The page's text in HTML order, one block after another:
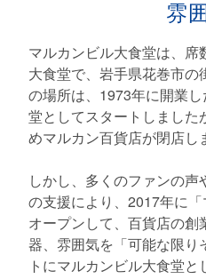
雰
マルカンビル大食堂は、
大食堂で、岩手県花巻市の
の場所は、1973年に開業
堂としてスタートしました
めマルカン百貨店が閉店し
しかし、多くのファンの
の支援により、2017年に
オープンして、百貨店の
器、雰囲気を「可能な限
トにマルカンビル大食堂と